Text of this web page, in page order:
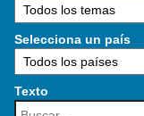
Selecciona un país
Texto
Buscar: